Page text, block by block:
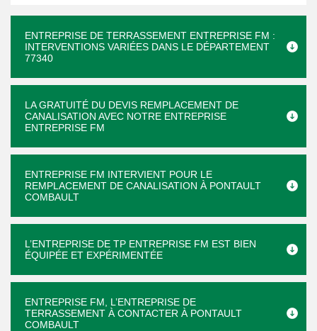
ENTREPRISE DE TERRASSEMENT ENTREPRISE FM :
INTERVENTIONS VARIÉES DANS LE DÉPARTEMENT
77340
LA GRATUITÉ DU DEVIS REMPLACEMENT DE
CANALISATION AVEC NOTRE ENTREPRISE
ENTREPRISE FM
ENTREPRISE FM INTERVIENT POUR LE
REMPLACEMENT DE CANALISATION À PONTAULT
COMBAULT
L’ENTREPRISE DE TP ENTREPRISE FM EST BIEN
ÉQUIPÉE ET EXPÉRIMENTÉE
ENTREPRISE FM, L’ENTREPRISE DE
TERRASSEMENT À CONTACTER À PONTAULT
COMBAULT